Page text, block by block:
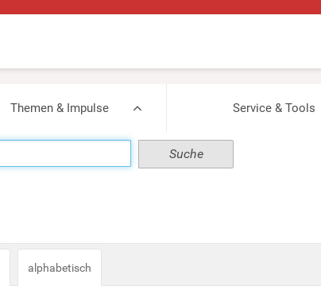
Themen & Impulse Service & Tools
alphabetisch